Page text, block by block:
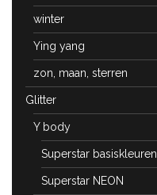
winter
Ying yang
zon, maan, sterren
Glitter
Y body
Superstar basiskleuren
Superstar NEON